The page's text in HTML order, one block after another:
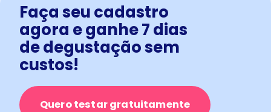
Faça seu cadastro
agora e ganhe 7 dias
de degustação sem
custos!
Quero testar gratuitamente